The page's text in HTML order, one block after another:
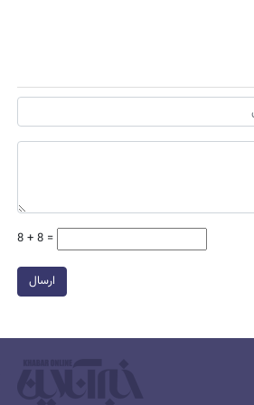
8 + 8 =
ارسال